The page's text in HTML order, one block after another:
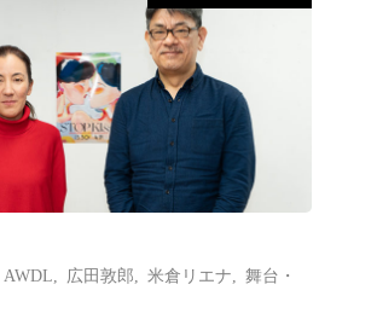
AWDL 広田敦郎 ,米倉リエナ ,舞台・